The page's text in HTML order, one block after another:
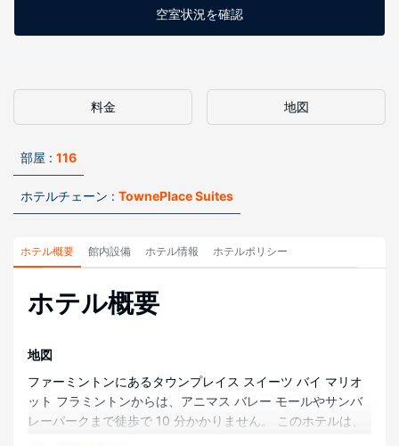
空室状況を確認
料金 地図
部屋 : 116
ホテルチェーン : TownePlace Suites
ホテル概要 館内設備 ホテル情報 ホテルポリシー
ホテル概要
地図
ファーミントンにあるタウンプレイス スイーツ バイ マリオ
ット フラミントンからは、アニマス バレー モールやサンバ
レーパークまで徒歩で 10 分かかりません。 このホテルは、